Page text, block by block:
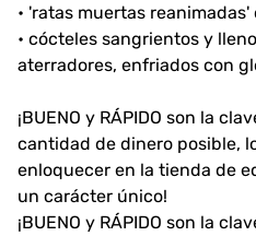
• 'ratas muertas
• cócteles sangrientos y
aterradores, enfriados con
¡BUENO y RÁPIDO son la
cantidad de dinero posible,
enloquecer en la tienda de
un carácter único!
¡BUENO y RÁPIDO son la